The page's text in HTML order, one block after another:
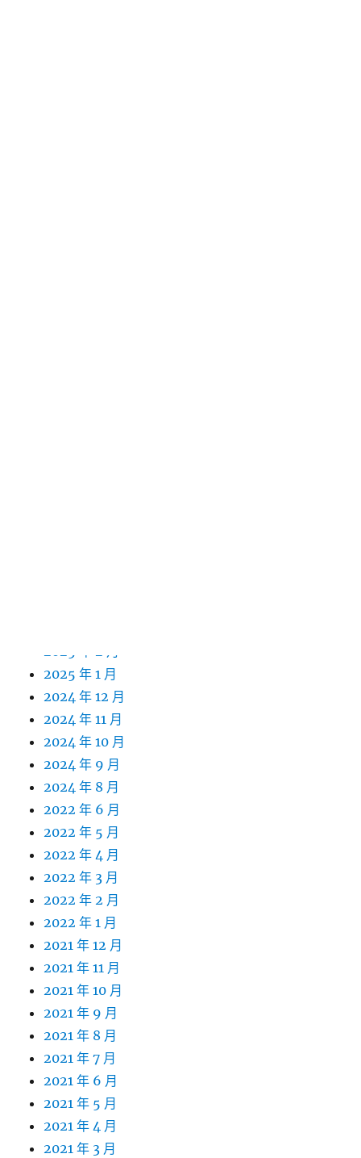
2025 年 2 月
2025 年 1 月
2024 年 12 月
2024 年 11 月
2024 年 10 月
2024 年 9 月
2024 年 8 月
2022 年 6 月
2022 年 5 月
2022 年 4 月
2022 年 3 月
2022 年 2 月
2022 年 1 月
2021 年 12 月
2021 年 11 月
2021 年 10 月
2021 年 9 月
2021 年 8 月
2021 年 7 月
2021 年 6 月
2021 年 5 月
2021 年 4 月
2021 年 3 月